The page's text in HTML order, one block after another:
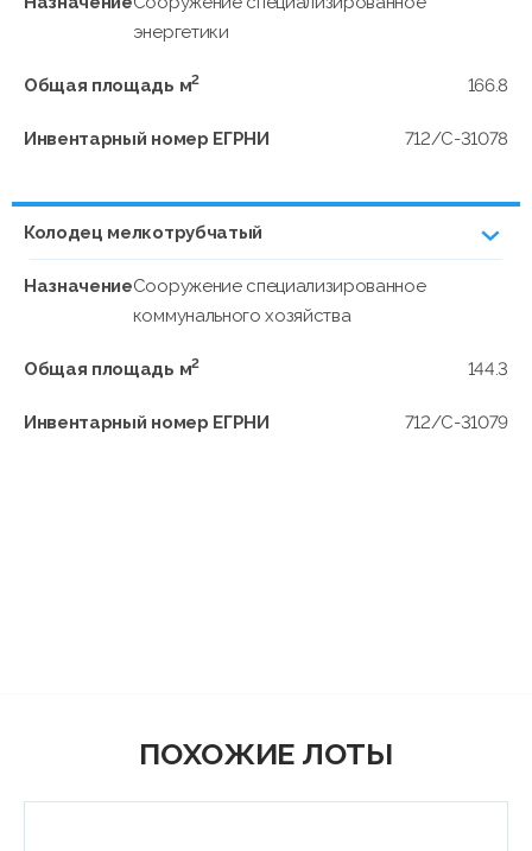
энергетики
Общая площадь м2 166.8
Инвентарный номер ЕГРНИ 712/C-31078
Колодец мелкотрубчатый
НазначениеСооружение специализированное
коммунального хозяйства
Общая площадь м2 144.3
Инвентарный номер ЕГРНИ 712/C-31079
ПОХОЖИЕ ЛОТЫ